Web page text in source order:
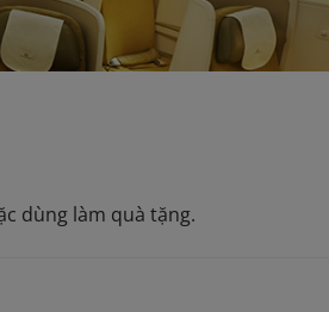
dùng làm quà tặng.